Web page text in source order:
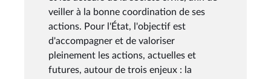
veiller à la bonne coordination de ses
actions. Pour l'État, l'objectif est
d'accompagner et de valoriser
pleinement les actions, actuelles et
futures, autour de trois enjeux : la